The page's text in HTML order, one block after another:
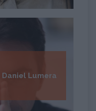
Lumera